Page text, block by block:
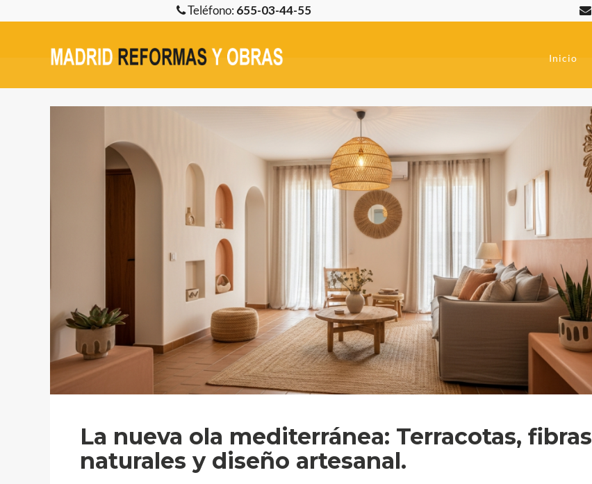
Inicio
La nueva ola mediterránea: Terracotas, fibras
naturales y diseño artesanal.
Teléfono: 655-03-44-55